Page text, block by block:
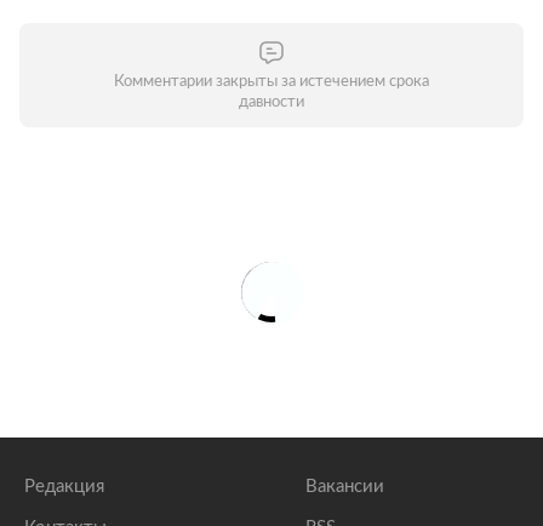
Комментарии закрыты за истечением срока
давности
Редакция Вакансии